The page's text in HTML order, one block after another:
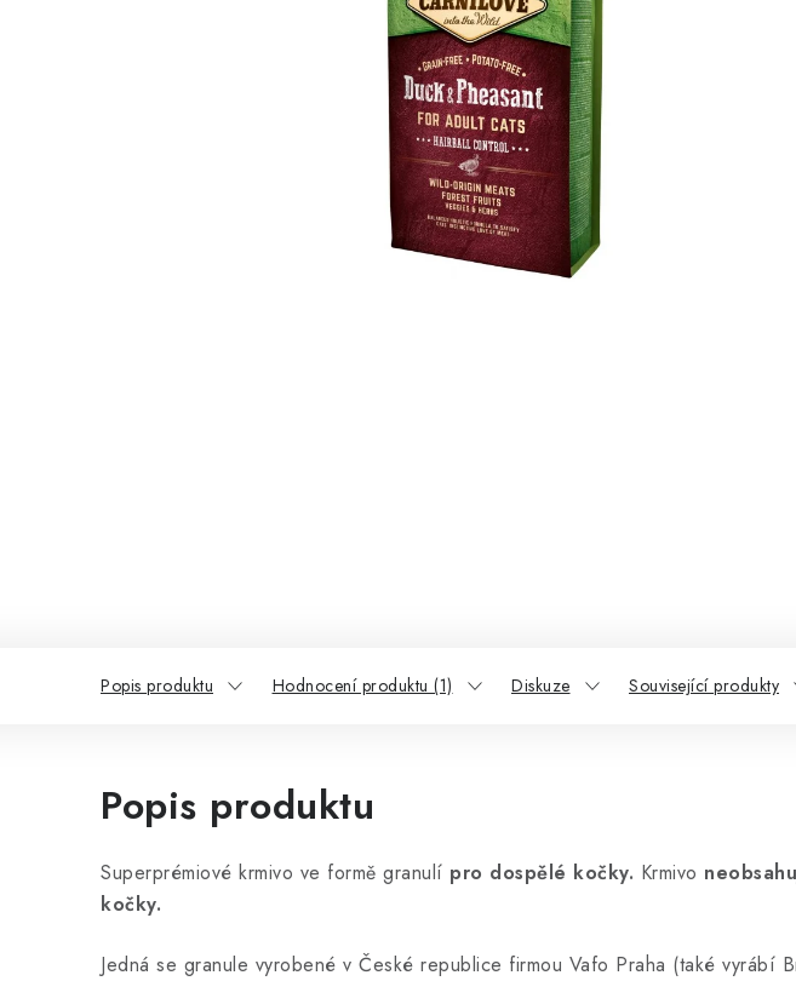
Popis produktu Hodnocení produktu (1) Diskuze Související produkty
Popis produktu
Superprémiové krmivo ve formě granulí pro dospělé kočky. Krmivo
kočky.
Jedná se granule vyrobené v České republice firmou Vafo Praha (také vyrábí